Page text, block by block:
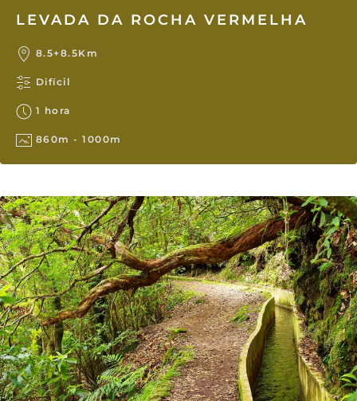
LEVADA DA ROCHA VERMELHA
8.5+8.5Km
Difícil
1 hora
860m - 1000m